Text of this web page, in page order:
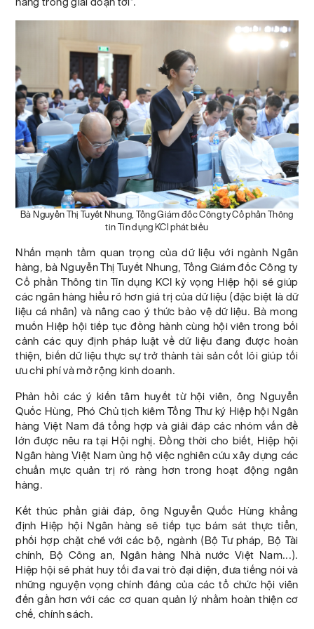
Bà Nguyễn Thị Tuyết Nhung, Tổng Giám đốc Công ty Cổ phần Thông
tin Tín dụng KCI phát biểu
Nhấn mạnh tầm quan trọng của dữ liệu với ngành Ngân
hàng, bà Nguyễn Thị Tuyết Nhung, Tổng Giám đốc Công ty
Cổ phần Thông tin Tín dụng KCI kỳ vọng Hiệp hội sẽ giúp
các ngân hàng hiểu rõ hơn giá trị của dữ liệu (đặc biệt là dữ
liệu cá nhân) và nâng cao ý thức bảo vệ dữ liệu. Bà mong
muốn Hiệp hội tiếp tục đồng hành cùng hội viên trong bối
cảnh các quy định pháp luật về dữ liệu đang được hoàn
thiện, biến dữ liệu thực sự trở thành tài sản cốt lõi giúp tối
ưu chi phí và mở rộng kinh doanh.
Phản hồi các ý kiến tâm huyết từ hội viên, ông Nguyễn
Quốc Hùng, Phó Chủ tịch kiêm Tổng Thư ký Hiệp hội Ngân
hàng Việt Nam đã tổng hợp và giải đáp các nhóm vấn đề
lớn được nêu ra tại Hội nghị. Đồng thời cho biết, Hiệp hội
Ngân hàng Việt Nam ủng hộ việc nghiên cứu xây dựng các
chuẩn mực quản trị rõ ràng hơn trong hoạt động ngân
hàng.
Kết thúc phần giải đáp, ông Nguyễn Quốc Hùng khẳng
định Hiệp hội Ngân hàng sẽ tiếp tục bám sát thực tiễn,
phối hợp chặt chẽ với các bộ, ngành (Bộ Tư pháp, Bộ Tài
chính, Bộ Công an, Ngân hàng Nhà nước Việt Nam...).
Hiệp hội sẽ phát huy tối đa vai trò đại diện, đưa tiếng nói và
những nguyện vọng chính đáng của các tổ chức hội viên
đến gần hơn với các cơ quan quản lý nhằm hoàn thiện cơ
chế, chính sách.